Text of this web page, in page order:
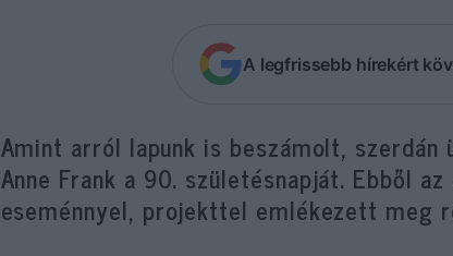
A legfrissebb hírekért
Amint arról lapunk is beszámolt,
Anne Frank a 90. születésnapját. Ebből
eseménnyel, projekttel emlékezett meg